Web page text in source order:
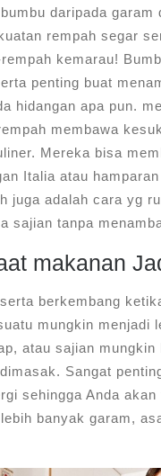
daripada garam
rempah segar
kemarau!
penting buat
hidangan apa pun.
membawa
Mereka bisa
Italia atau
juga adalah cara yg
sajian tanpa
makanan
berkembang
mungkin menjadi
atau sajian mungkin
Sangat
sehingga Anda akan
banyak garam,